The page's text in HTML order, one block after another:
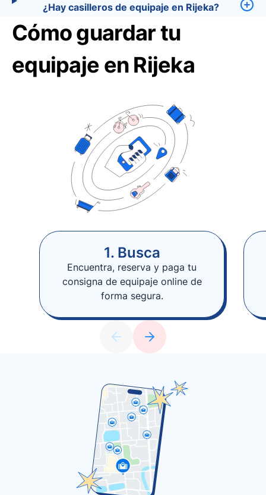
¿Hay casilleros de equipaje en Rijeka?
Cómo guardar tu
equipaje en Rijeka
1. Busca
Encuentra, reserva y paga tu
consigna de equipaje online de
forma segura.